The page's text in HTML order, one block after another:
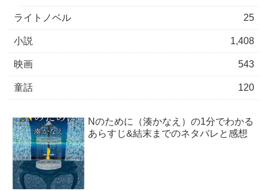
ライトノベル 25
小説 1,408
映画 543
童話 120
Nのために（湊かなえ）の1分でわかる
あらすじ&結末までのネタバレと感想